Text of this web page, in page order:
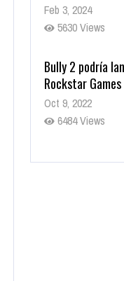
Feb 3, 2024
5630 Views
Bully 2 podría
Rockstar
Oct 9, 2022
6484 Views
Rumor: Se